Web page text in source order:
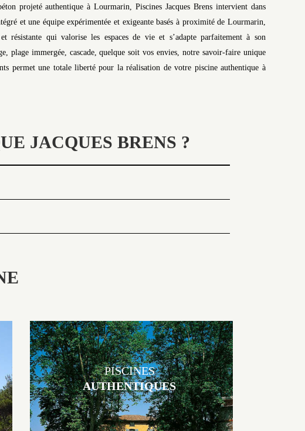
projeté authentique à Lourmarin, Piscines Jacques Brens intervient dans
et une équipe expérimentée et exigeante basés à proximité de Lourmarin,
résistante qui valorise les espaces de vie et s’adapte parfaitement à son
plage immergée, cascade, quelque soit vos envies, notre savoir-faire unique
permet une totale liberté pour la réalisation de votre piscine authentique à
JACQUES BRENS ?
PISCINES
AUTHENTIQUES